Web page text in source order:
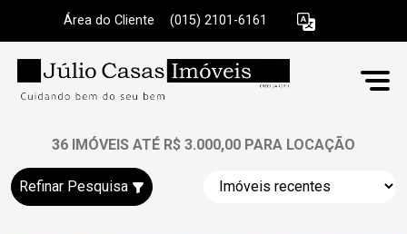
Área do Cliente (015) 2101-6161
36 IMÓVEIS ATÉ R$ 3.000,00 PARA LOCAÇÃO
Refinar Pesquisa